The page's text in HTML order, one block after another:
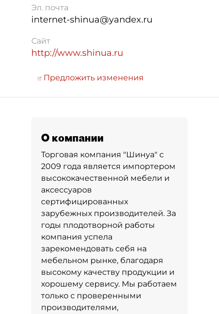
Эл. почта
internet-shinua@yandex.ru
Сайт
http://www.shinua.ru
Предложить изменения
О компании
Торговая компания "Шинуа" с
2009 года является импортером
высококачественной мебели и
аксессуаров
сертифицированных
зарубежных производителей. За
годы плодотворной работы
компания успела
зарекомендовать себя на
мебельном рынке, благодаря
высокому качеству продукции и
хорошему сервису. Мы работаем
только с проверенными
производителями,